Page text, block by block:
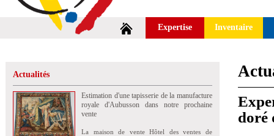
Expertise Inventaire
Actualités
Estimation d'une tapisserie de la manufacture
royale d'Aubusson dans notre prochaine
vente
La maison de vente Hôtel des ventes de
doré